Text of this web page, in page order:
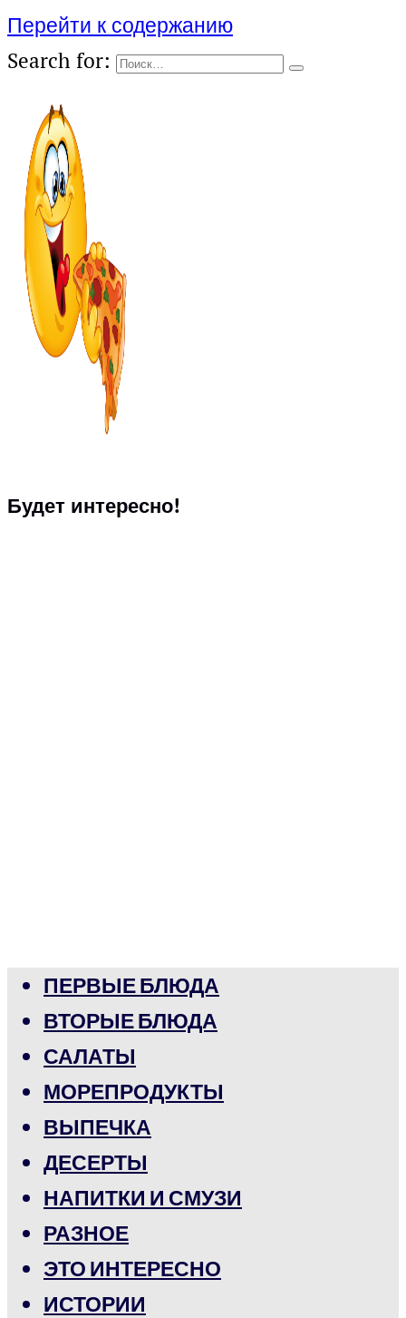
Перейти к содержанию
Search for:
Будет интересно!
ПЕРВЫЕ БЛЮДА
ВТОРЫЕ БЛЮДА
САЛАТЫ
МОРЕПРОДУКТЫ
ВЫПЕЧКА
ДЕСЕРТЫ
НАПИТКИ И СМУЗИ
РАЗНОЕ
ЭТО ИНТЕРЕСНО
ИСТОРИИ